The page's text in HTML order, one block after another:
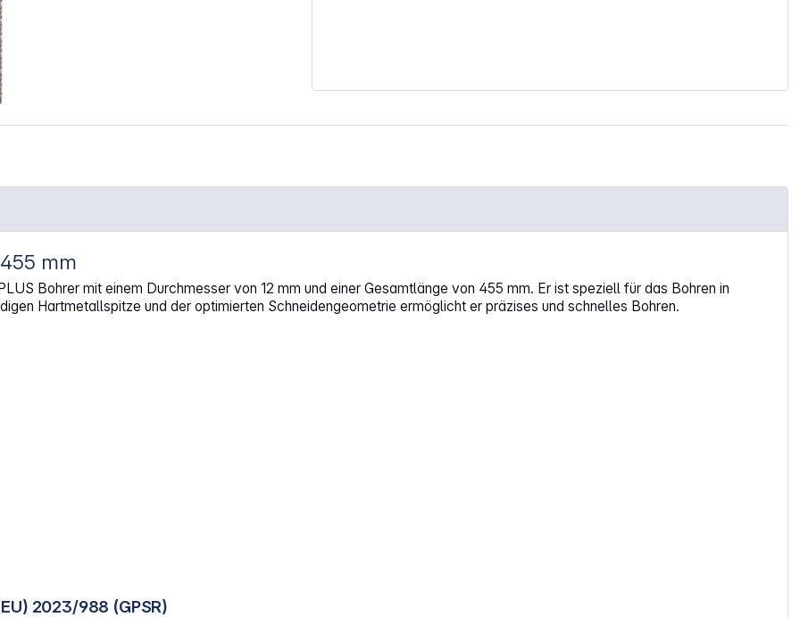
12x455"mm
Bohrer mit einem Durchmesser von 12 mm und einer Gesamtlänge von 455 mm. Er ist speziell für das Bohren in
Hartmetallspitze und der optimierten Schneidengeometrie ermöglicht er präzises und schnelles Bohren.
2023/988 (GPSR)